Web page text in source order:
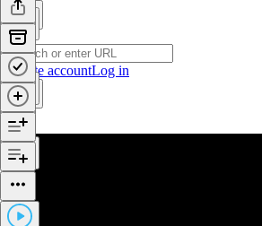
Create accountLog in